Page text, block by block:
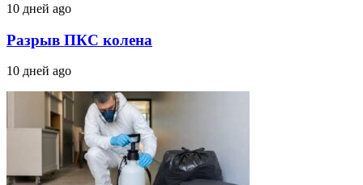
10 дней ago
Разрыв ПКС колена
10 дней ago